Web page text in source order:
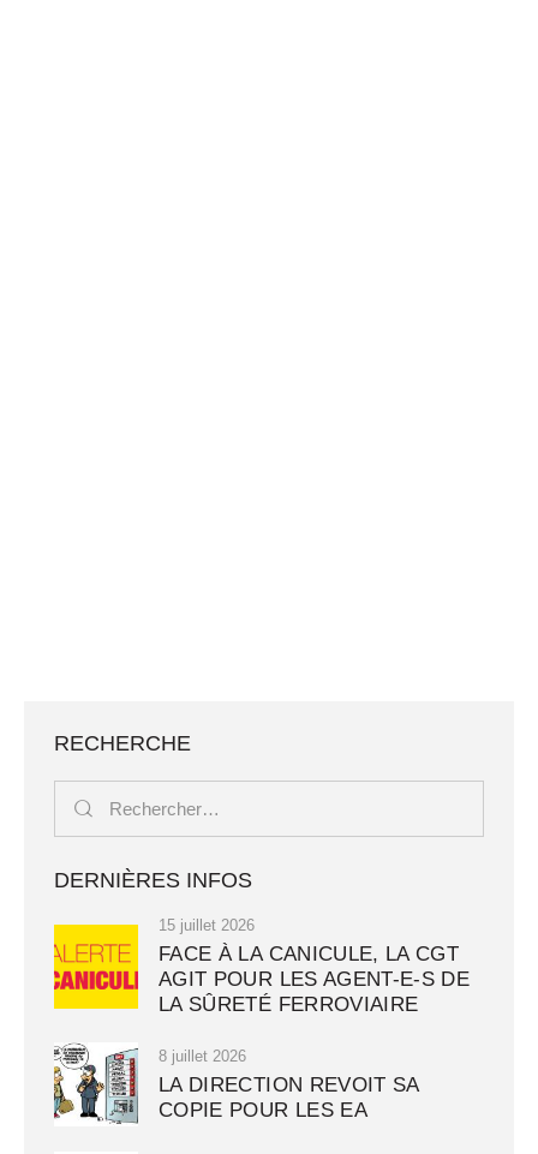
RECHERCHE
DERNIÈRES INFOS
15 juillet 2026
FACE À LA CANICULE, LA CGT
AGIT POUR LES AGENT-E-S DE
LA SÛRETÉ FERROVIAIRE
8 juillet 2026
LA DIRECTION REVOIT SA
COPIE POUR LES EA